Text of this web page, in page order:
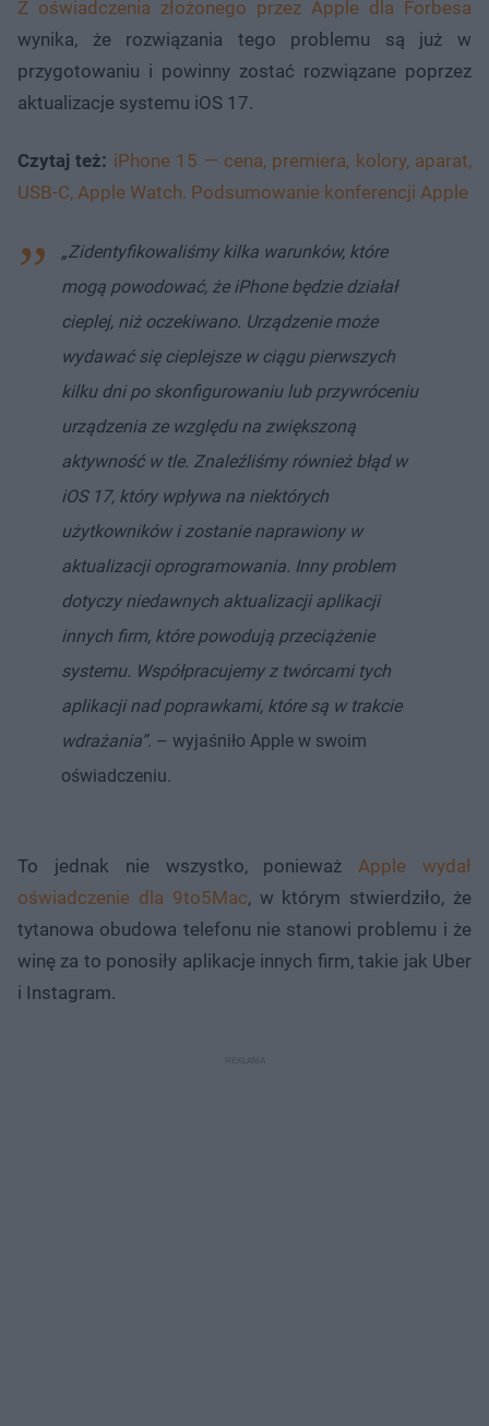
Z oświadczenia złożonego przez Apple dla Forbesa
wynika, że rozwiązania tego problemu są już w
przygotowaniu i powinny zostać rozwiązane poprzez
aktualizacje systemu iOS 17.
Czytaj też: iPhone 15 — cena, premiera, kolory, aparat,
USB-C, Apple Watch. Podsumowanie konferencji Apple
„Zidentyfikowaliśmy kilka warunków, które
mogą powodować, że iPhone będzie działał
cieplej, niż oczekiwano. Urządzenie może
wydawać się cieplejsze w ciągu pierwszych
kilku dni po skonfigurowaniu lub przywróceniu
urządzenia ze względu na zwiększoną
aktywność w tle. Znaleźliśmy również błąd w
iOS 17, który wpływa na niektórych
użytkowników i zostanie naprawiony w
aktualizacji oprogramowania. Inny problem
dotyczy niedawnych aktualizacji aplikacji
innych firm, które powodują przeciążenie
systemu. Współpracujemy z twórcami tych
aplikacji nad poprawkami, które są w trakcie
wdrażania”. – wyjaśniło Apple w swoim
oświadczeniu.
To jednak nie wszystko, ponieważ Apple wydał
oświadczenie dla 9to5Mac, w którym stwierdziło, że
tytanowa obudowa telefonu nie stanowi problemu i że
winę za to ponosiły aplikacje innych firm, takie jak Uber
i Instagram.